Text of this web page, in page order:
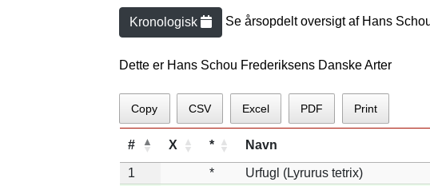
Kronologisk Se årsopdelt oversigt af Hans
Dette er Hans Schou Frederiksens Danske Arter
Copy CSV Excel PDF Print
# X * Navn
1 *
Urfugl (Lyrurus tetrix)